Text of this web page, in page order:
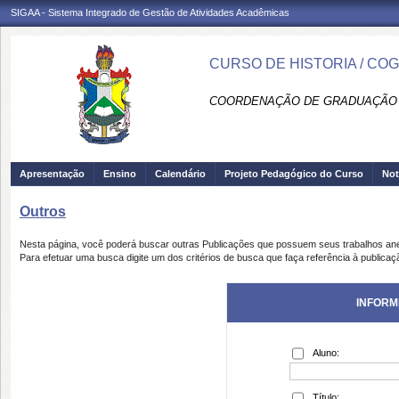
SIGAA - Sistema Integrado de Gestão de Atividades Acadêmicas
CURSO DE HISTORIA /
COORDENAÇÃO DE
Apresentação Ensino Calendário Projeto Pedagógico do Curso
Outros
Nesta página, você poderá buscar outras Publicações que possuem seus trabalhos
Para efetuar uma busca digite um dos critérios de busca que faça referência à
Aluno: